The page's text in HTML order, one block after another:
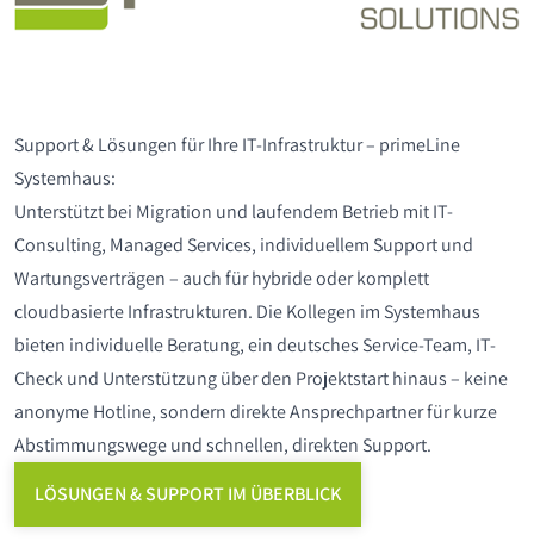
Support & Lösungen für Ihre IT-Infrastruktur – primeLine
Systemhaus:
Unterstützt bei Migration und laufendem Betrieb mit IT-
Consulting, Managed Services, individuellem Support und
Wartungsverträgen – auch für hybride oder komplett
cloudbasierte Infrastrukturen. Die Kollegen im Systemhaus
bieten individuelle Beratung, ein deutsches Service-Team, IT-
Check und Unterstützung über den Projektstart hinaus – keine
anonyme Hotline, sondern direkte Ansprechpartner für kurze
Abstimmungswege und schnellen, direkten Support.
LÖSUNGEN & SUPPORT IM ÜBERBLICK